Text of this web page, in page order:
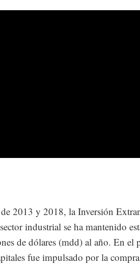
2013 y 2018, la Inversión
industrial se ha mantenido
de dólares (mdd) al año. En el
fue impulsado por la